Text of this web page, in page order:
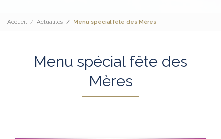
Accueil Actualités Menu spécial fête des Mères
Menu spécial fête des
Mères